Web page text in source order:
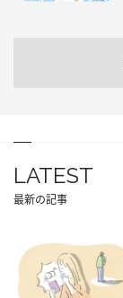
LATEST
最新の記事